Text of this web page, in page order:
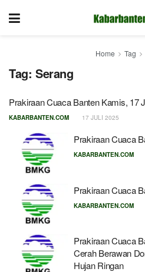
Home Tag
Tag: Serang
Prakiraan Cuaca Banten Kamis, 17
KABARBANTEN.COM 17 JULI 2025
Prakiraan Cuaca
KABARBANTEN.COM
Prakiraan Cuaca
KABARBANTEN.COM
Prakiraan Cuaca
Cerah Berawan
Hujan Ringan